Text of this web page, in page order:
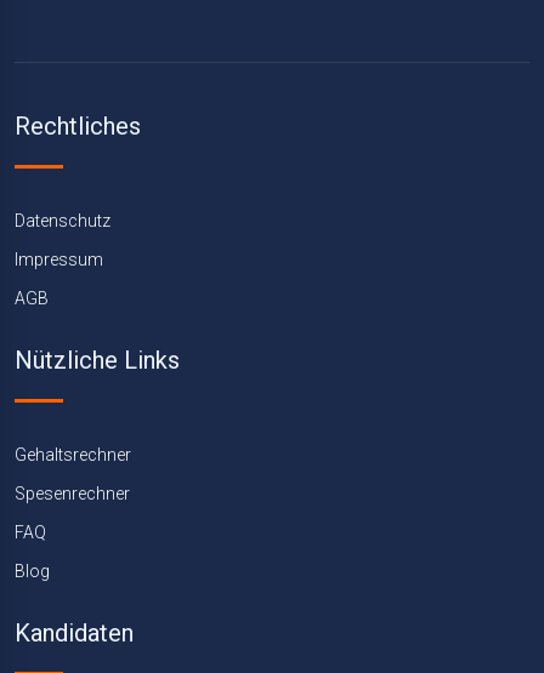
Rechtliches
Datenschutz
Impressum
AGB
Nützliche Links
Gehaltsrechner
Spesenrechner
FAQ
Blog
Kandidaten